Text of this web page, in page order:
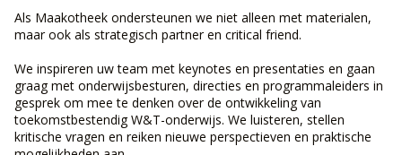
Als Maakotheek ondersteunen we niet alleen met materialen,
maar ook als strategisch partner en critical friend.
We inspireren uw team met keynotes en presentaties en gaan
graag met onderwijsbesturen, directies en programmaleiders in
gesprek om mee te denken over de ontwikkeling van
toekomstbestendig W&T-onderwijs. We luisteren, stellen
kritische vragen en reiken nieuwe perspectieven en praktische